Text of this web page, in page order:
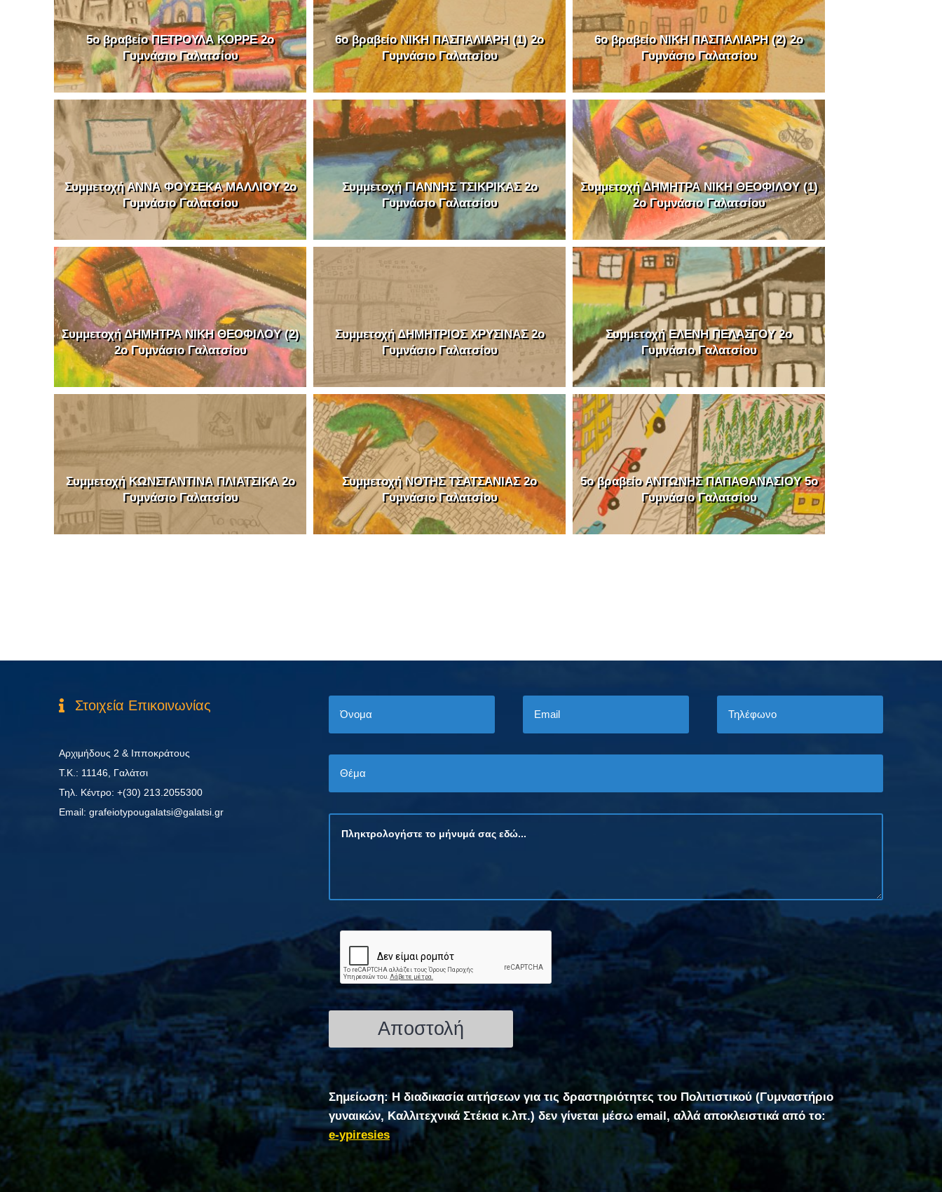
5o βραβείο ΠΕΤΡΟΥΛΑ ΚΟΡΡΕ 2o
Γυμνάσιο Γαλατσίου
6o βραβείο ΝΙΚΗ ΠΑΣΠΑΛΙΑΡΗ (1) 2o
Γυμνάσιο Γαλατσίου
6o βραβείο ΝΙΚΗ ΠΑΣΠΑΛΙΑΡΗ (2) 2o
Γυμνάσιο Γαλατσίου
Συμμετοχή ΑΝΝΑ ΦΟΥΣΕΚΑ ΜΑΛΛΙΟΥ 2o
Γυμνάσιο Γαλατσίου
Συμμετοχή ΓΙΑΝΝΗΣ ΤΣΙΚΡΙΚΑΣ 2o
Γυμνάσιο Γαλατσίου
Συμμετοχή ΔΗΜΗΤΡΑ ΝΙΚΗ ΘΕΟΦΙΛΟΥ (1)
2o Γυμνάσιο Γαλατσίου
Συμμετοχή ΔΗΜΗΤΡΑ ΝΙΚΗ ΘΕΟΦΙΛΟΥ (2)
2o Γυμνάσιο Γαλατσίου
Συμμετοχή ΔΗΜΗΤΡΙΟΣ ΧΡΥΣΙΝΑΣ 2o
Γυμνάσιο Γαλατσίου
Συμμετοχή ΕΛΕΝΗ ΠΕΛΑΣΓΟΥ 2o
Γυμνάσιο Γαλατσίου
Συμμετοχή ΚΩΝΣΤΑΝΤΙΝΑ ΠΛΙΑΤΣΙΚΑ 2o
Γυμνάσιο Γαλατσίου
Συμμετοχή ΝΟΤΗΣ ΤΣΑΤΣΑΝΙΑΣ 2o
Γυμνάσιο Γαλατσίου
5o βραβείο ΑΝΤΩΝΗΣ ΠΑΠΑΘΑΝΑΣΙΟΥ 5o
Γυμνάσιο Γαλατσίου
Στοιχεία Επικοινωνίας
Αρχιμήδους 2 & Ιπποκράτους
Τ.Κ.: 11146, Γαλάτσι
Τηλ. Κέντρο: +(30) 213.2055300
Εmail: grafeiotypougalatsi@galatsi.gr
Σημείωση: Η διαδικασία αιτήσεων για τις δραστηριότητες του Πολιτιστικού (Γυμναστήριο
γυναικών, Καλλιτεχνικά Στέκια κ.λπ.) δεν γίνεται μέσω email, αλλά αποκλειστικά από το:
e-ypiresies